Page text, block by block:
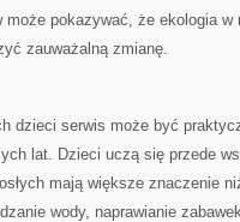
może pokazywać, że ekologia
zauważalną zmianę.
dzieci serwis może być
lat. Dzieci uczą się przede
mają większe znaczenie
wody, naprawianie